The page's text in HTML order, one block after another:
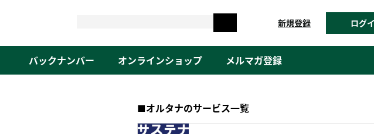
新規登録 ログ
バックナンバー オンラインショップ メルマガ登録
■オルタナのサービス一覧